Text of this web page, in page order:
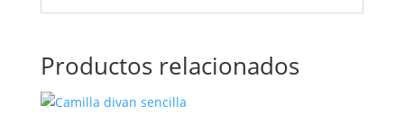
Productos relacionados